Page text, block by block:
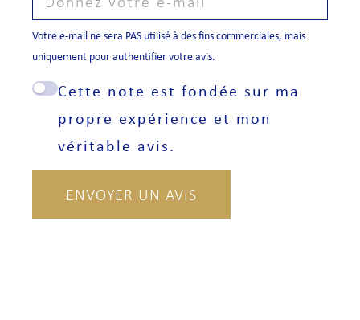
Votre e-mail ne sera PAS utilisé à des fins commerciales, mais
uniquement pour authentifier votre avis.
Cette note est fondée sur ma
propre expérience et mon
véritable avis.
ENVOYER UN AVIS